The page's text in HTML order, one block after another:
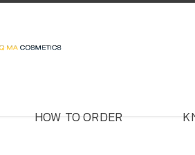
HOW TO ORDER